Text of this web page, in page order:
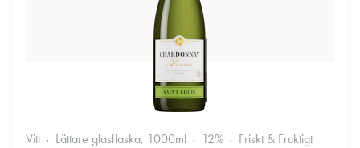
Vitt Lättare glasflaska, 1000ml 12% Friskt & Fruktigt